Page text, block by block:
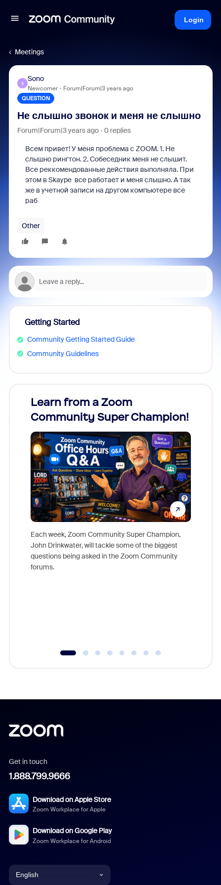
Login
Meetings
S
Sono
Newcomer Forum|Forum|3 years ago
QUESTION
Не слышно звонок и меня не слышно
Forum|Forum|3 years ago 0 replies
Всем привет! У меня проблема с ZOOM. 1. Не
слышно рингтон. 2. Собеседник меня не слышит.
Все реккомендованные действия выполняла. При
этом в Skaype все работает и меня слышно. А так
же в учетной записи на другом компьютере все
раб
Other
Getting Started
Community Getting Started Guide
Community Guidelines
Learn from a Zoom
Community Super Champion!
Each week, Zoom Community Super Champion,
John Drinkwater, will tackle some of the biggest
questions being asked in the Zoom Community
forums.
Get in touch
1.888.799.9666
Download on Apple Store
Zoom Workplace for Apple
Download on Google Play
Zoom Workplace for Android
English